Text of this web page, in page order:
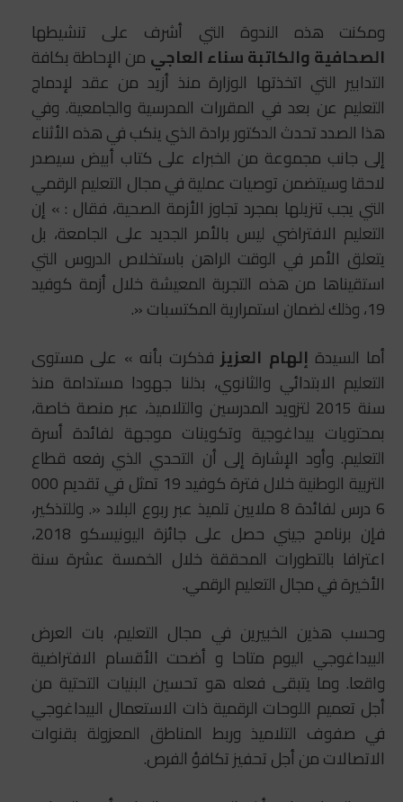
ومكنت هذه الندوة التي أشرف على تنشيطها
الصحافية والكاتبة سناء العاجي من الإحاطة بكافة
التدابير التي اتخذتها الوزارة منذ أزيد من عقد لإدماج
التعليم عن بعد في المقررات المدرسية والجامعية. وفي
هذا الصدد تحدث الدكتور برادة الذي ينكب في هذه الأثناء
إلى جانب مجموعة من الخبراء على كتاب أبيض سيصدر
لاحقا وسيتضمن توصيات عملية في مجال التعليم الرقمي
التي يجب تنزيلها بمجرد تجاوز الأزمة الصحية، فقال : » إن
التعليم الافتراضي ليس بالأمر الجديد على الجامعة، بل
يتعلق الأمر في الوقت الراهن باستخلاص الدروس التي
استقيناها من هذه التجربة المعيشة خلال أزمة كوفيد
19، وذلك لضمان استمرارية المكتسبات «.
أما السيدة إلهام العزيز فذكرت بأنه » على مستوى
التعليم الابتدائي والثانوي، بذلنا جهودا مستدامة منذ
سنة 2015 لتزويد المدرسين والتلاميذ، عبر منصة خاصة،
بمحتويات بيداغوجية وتكوينات موجهة لفائدة أسرة
التعليم. وأود الإشارة إلى أن التحدي الذي رفعه قطاع
التربية الوطنية خلال فترة كوفيد 19 تمثل في تقديم 000
6 درس لفائدة 8 ملايين تلميذ عبر ربوع البلاد «. وللتذكير،
فإن برنامج جيني حصل على جائزة اليونيسكو 2018،
اعترافا بالتطورات المحققة خلال الخمسة عشرة سنة
الأخيرة في مجال التعليم الرقمي.
وحسب هذين الخبيرين في مجال التعليم، بات العرض
البيداغوجي اليوم متاحا و أضحت الأقسام الافتراضية
واقعا. وما يتبقى فعله هو تحسين البنيات التحتية من
أجل تعميم اللوحات الرقمية ذات الاستعمال البيداغوجي
في صفوف التلاميذ وربط المناطق المعزولة بقنوات
الاتصالات من أجل تحفيز تكافؤ الفرص.